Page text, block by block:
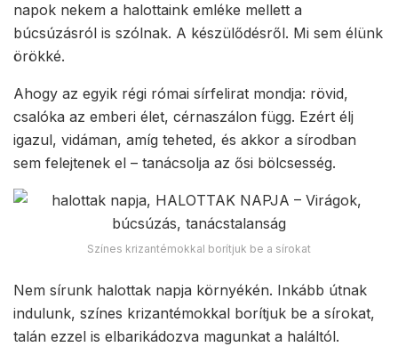
napok nekem a halottaink emléke mellett a
búcsúzásról is szólnak. A készülődésről. Mi sem élünk
örökké.
Ahogy az egyik régi római sírfelirat mondja: rövid,
csalóka az emberi élet, cérnaszálon függ. Ezért élj
igazul, vidáman, amíg teheted, és akkor a sírodban
sem felejtenek el – tanácsolja az ősi bölcsesség.
Színes krizantémokkal borítjuk be a sírokat
Nem sírunk halottak napja környékén. Inkább útnak
indulunk, színes krizantémokkal borítjuk be a sírokat,
talán ezzel is elbarikádozva magunkat a haláltól.